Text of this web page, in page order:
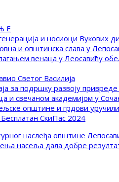
Е
и носиоци Вукових
и општинска слава у
венаца у Леосавићу
Светог Василија
за подршку развоју
и свечаном академијом у
општине и грдови
СкиПас 2024
насеља дала добре